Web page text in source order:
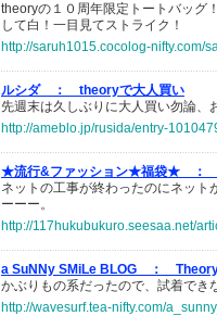
theoryの１０周年限定トートバッグ
して白！一目見てストライク！
http://saruh1015.cocolog-nifty.com/
ルシダ ：
theoryで大人買い
先週末は久しぶりに大人買い勿論、
http://ameblo.jp/rusida/entry-
★流行&ファッション★福袋★ ：
ネットの工事が終わったのにネット
ーーー。
http://117hukubukuro.seesaa.net/
a SuNNy SMiLe BLOG ：
かぶりもの系だったので、試着でき
http://wavesurf.tea-nifty.com/